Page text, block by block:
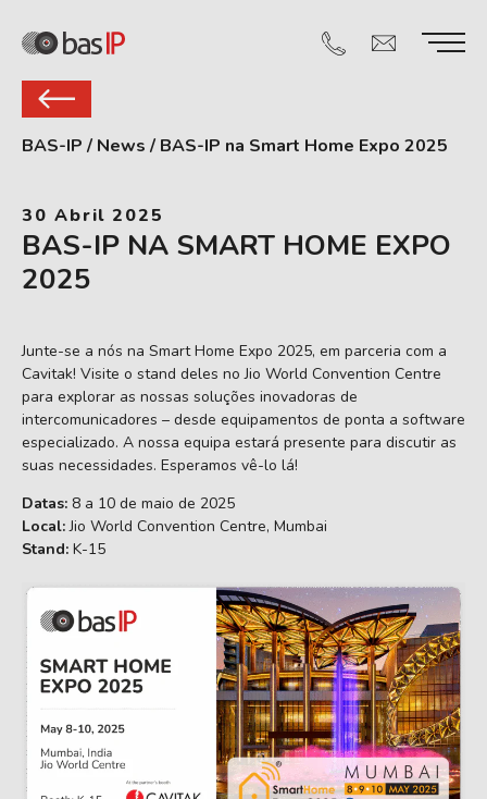
BAS-IP / News / BAS-IP na Smart Home Expo 2025
30 Abril 2025
BAS-IP NA SMART HOME EXPO
2025
Junte-se a nós na Smart Home Expo 2025, em parceria com a
Cavitak! Visite o stand deles no Jio World Convention Centre
para explorar as nossas soluções inovadoras de
intercomunicadores – desde equipamentos de ponta a software
especializado. A nossa equipa estará presente para discutir as
suas necessidades. Esperamos vê-lo lá!
Datas: 8 a 10 de maio de 2025
Local:Jio World Convention Centre, Mumbai
Stand: K-15